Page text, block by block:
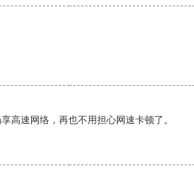
高速网络，再也不用担心网速卡顿了。